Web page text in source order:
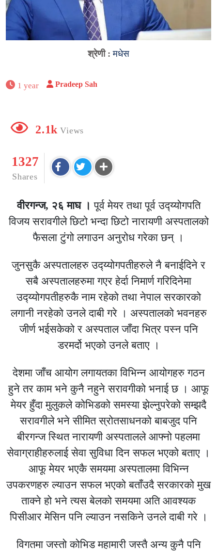
श्रेणी :मधेस
1 year Pradeep Sah
2.1k Views
1327
Shares
वीरगन्ज, २६ माघ । पूर्व मेयर तथा पूर्व उद्य्योगपति
विजय सरावगीले छिटो भन्दा छिटो नारायणी अस्पतालको
फैसला टुंगो लगाउन अनुरोध गरेका छन् ।
जुनसुकै अस्पतालहरु उद्य्योगपतीहरुले नै बनाईदिने र
सबै अस्पतालहरुमा गएर हेर्दा निमार्ण गरिदिनेमा
उद्य्योगपतीहरुकै नाम रहेको तथा नेपाल सरकारको
लगानी नरहेको उनले दाबी गरे । अस्पतालको भवनहरु
जीर्ण भईसकेको र अस्पताल जाँदा भित्र पस्न पनि
डरमर्दो भएको उनले बताए ।
देशमा जाँच आयोग लगायतका विभिन्न आयोगहरु गठन
हुने तर काम भने कुनै नहुने सरावगीको भनाई छ । आफू
मेयर हुँदा मुलुकले कोभिडको समस्या झेल्नुपरेको सम्झदै
सरावगीले भने सीमित स्रोतसाधनको बाबजुद पनि
बीरगन्ज स्थित नारायणी अस्पतालले आफ्नो पहलमा
सेवाग्राहीहरुलाई सेवा सुविधा दिन सफल भएको बताए ।
आफू मेयर भएकै समयमा अस्पतालमा विभिन्न
उपकरणहरु ल्याउन सफल भएको बताँउदै सरकारको मुख
ताक्ने हो भने त्यस बेलको समयमा अति आवश्यक
पिसीआर मेसिन पनि ल्याउन नसकिने उनले दाबी गरे ।
विगतमा जस्तो कोभिड महामारी जस्तै अन्य कुनै पनि